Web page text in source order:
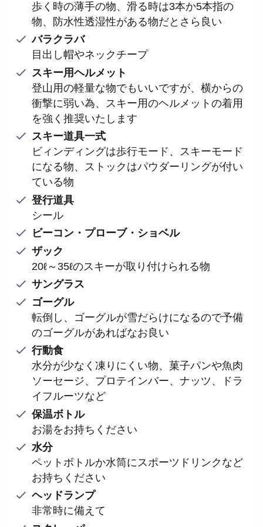
歩く時の薄手の物、滑る時は3本か5本指の
物、防水性透湿性がある物だとさら良い
バラクラバ
目出し帽やネックチープ
スキー用ヘルメット
登山用の軽量な物でもいいですが、横からの
衝撃に弱い為、スキー用のヘルメットの着用
を強く推奨いたします
スキー道具一式
ビィンディングは歩行モード、スキーモード
になる物、ストックはパウダーリングが付い
ている物
登行道具
シール
ビーコ ン・プローブ・ショベル
ザック
20ℓ～35ℓのスキーが取り付けられる物
サングラス
ゴーグル
転倒し、ゴーグルが雪だらけになるので予備
のゴーグルがあればなお良い
行動食
水分が少なく凍りにくい物、菓子パンや魚肉
ソーセージ、プロテインバー、ナッツ、ドラ
イフルーツなど
保温ボトル
お湯をお持ちください
水分
ペットボトルか水筒にスポーツドリンクなど
お持ちください
ヘッドランプ
非常時に備えて